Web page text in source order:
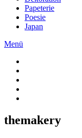
Papeterie
Poesie
Japan
Menü
themakery